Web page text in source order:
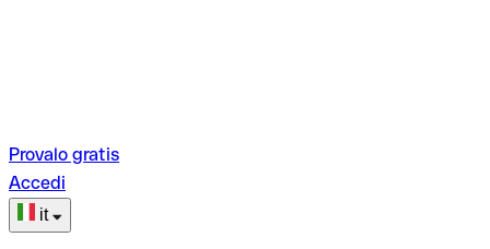
Provalo gratis
Accedi
it